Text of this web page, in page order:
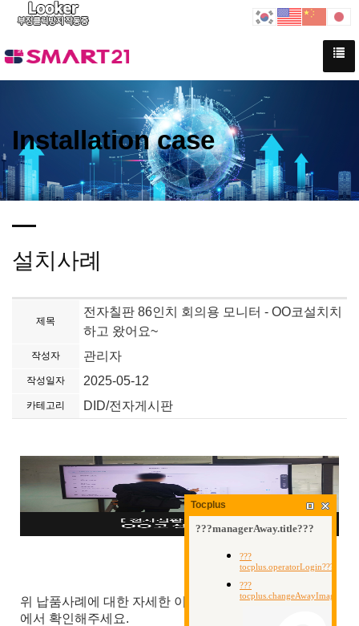
Installation case
설치사례
제목
전자칠판 86인치 회의용 모니터 - OO코설치치
하고 왔어요~
작성자 관리자
작성일자 2025-05-12
카테고리 DID/전자게시판
위 납품사례에 대한 자세한 이미지와 포스팅은 아래링크
에서 확인해주세요.
Tocplus